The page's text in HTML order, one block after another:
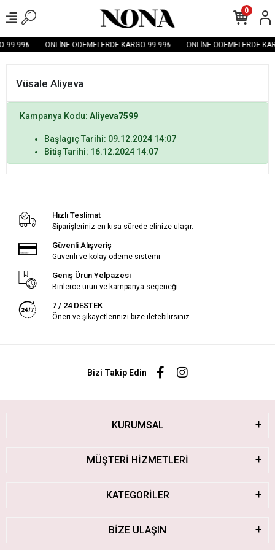
99.99₺ ONLİNE ÖDEMELERDE KARGO 99.99₺ ONLİNE ÖDEMELERDE
0
Vüsale Aliyeva
Kampanya Kodu: Aliyeva7599
Başlagıç Tarihi: 09.12.2024 14:07
Bitiş Tarihi: 16.12.2024 14:07
Hızlı Teslimat
Siparişleriniz en kısa sürede elinize ulaşır.
Güvenli Alışveriş
Güvenli ve kolay ödeme sistemi
Geniş Ürün Yelpazesi
Binlerce ürün ve kampanya seçeneği
7 / 24 DESTEK
Öneri ve şikayetlerinizi bize iletebilirsiniz.
Bizi Takip Edin
KURUMSAL
MÜŞTERİ HİZMETLERİ
KATEGORİLER
BİZE ULAŞIN